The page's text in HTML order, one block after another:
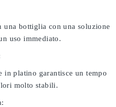
una bottiglia con una soluzione
uso immediato.
in platino garantisce un tempo
molto stabili.